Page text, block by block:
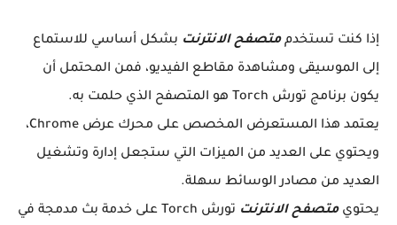
إذا كنت تستخدممتصفح الانترنت بشكل أساسي للاستماع
إلى الموسيقى ومشاهدة مقاطع الفيديو، فمن المحتمل أن
يكون برنامج تورش Torch هو المتصفح الذي حلمت به.
يعتمد هذا المستعرض المخصص على محرك عرض Chrome،
ويحتوي على العديد من الميزات التي ستجعل إدارة وتشغيل
العديد من مصادر الوسائط سهلة.
يحتويمتصفح الانترنت تورش Torch على خدمة بث مدمجة في